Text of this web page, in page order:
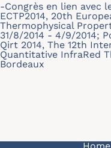
-Congrès en lien avec
ECTP2014, 20th
Thermophysical
31/8/2014 - 4/9/2014;
Qirt 2014, The 12th
Quantitative InfraRed
Bordeaux